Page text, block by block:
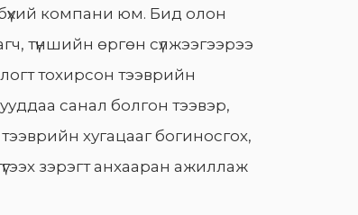
компани юм. Бид олон
түншийн өргөн сүлжээгээрээ
тохирсон тээврийн
санал болгон тээвэр,
хугацааг богиносгох,
зэрэгт анхааран ажиллаж